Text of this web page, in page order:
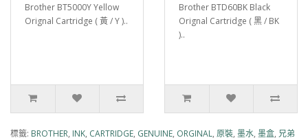
Brother BT5000Y Yellow
Orignal Cartridge ( 黃 / Y )..
Brother BTD60BK Black
Orignal Cartridge ( 黑 / BK
)..
標籤: BROTHER, INK, CARTRIDGE, GENUINE, ORGINAL, 原裝, 墨水, 墨盒, 兄弟